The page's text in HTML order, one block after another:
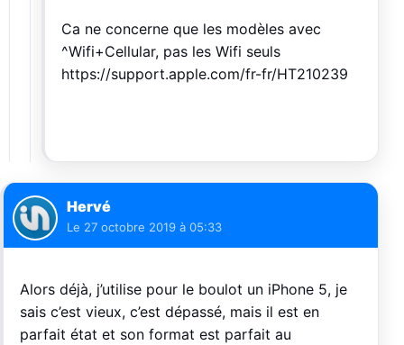
Ca ne concerne que les modèles avec
^Wifi+Cellular, pas les Wifi seuls
https://support.apple.com/fr-fr/HT210239
Hervé
Le 27 octobre 2019 à 05:33
Alors déjà, j’utilise pour le boulot un iPhone 5, je
sais c’est vieux, c’est dépassé, mais il est en
parfait état et son format est parfait au